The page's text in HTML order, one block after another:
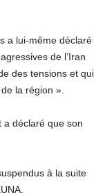
a lui-même déclaré
de l’Iran
des tensions et qui
la région ».
a déclaré que son
à la suite